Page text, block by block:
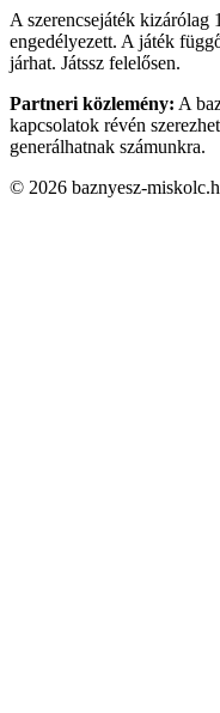
A szerencsejáték kizárólag
engedélyezett. A játék
járhat. Játssz felelősen.
Partneri közlemény: A
kapcsolatok révén
generálhatnak számunkra.
© 2026 baznyesz-